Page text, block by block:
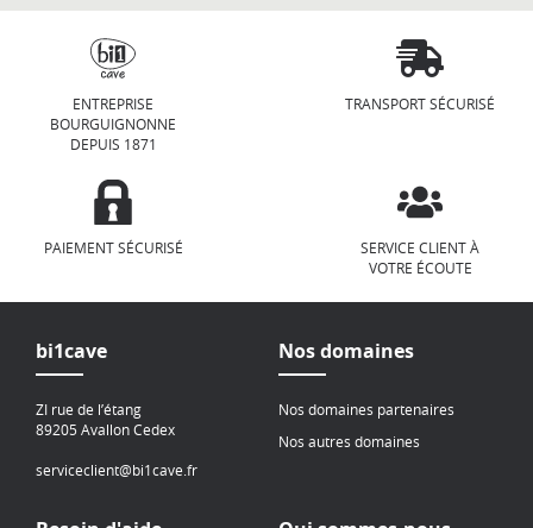
ENTREPRISE
BOURGUIGNONNE
DEPUIS 1871
TRANSPORT SÉCURISÉ
PAIEMENT SÉCURISÉ
SERVICE CLIENT À
VOTRE ÉCOUTE
bi1cave
ZI rue de l’étang
89205 Avallon Cedex
serviceclient@bi1cave.fr
Nos domaines
Nos domaines partenaires
Nos autres domaines